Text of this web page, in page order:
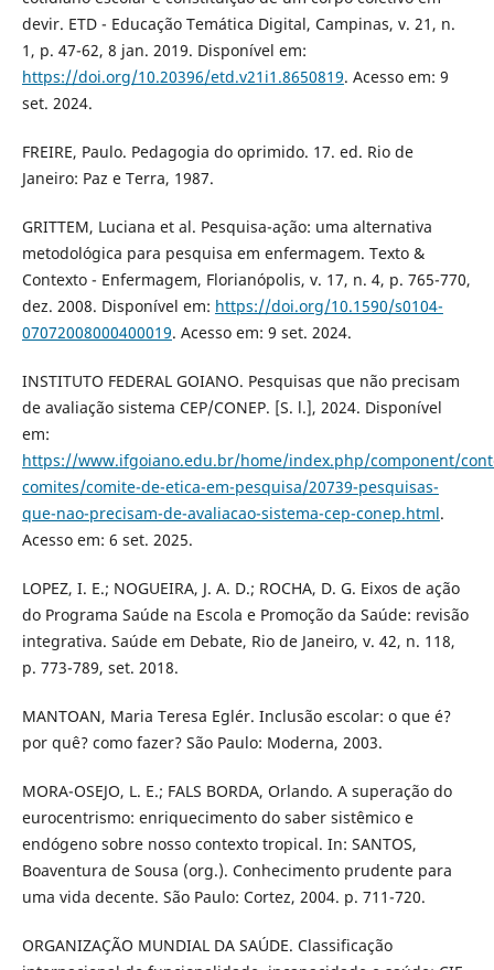
devir. ETD - Educação Temática Digital, Campinas, v. 21, n.
1, p. 47-62, 8 jan. 2019. Disponível em:
https://doi.org/10.20396/etd.v21i1.8650819. Acesso em: 9
set. 2024.
FREIRE, Paulo. Pedagogia do oprimido. 17. ed. Rio de
Janeiro: Paz e Terra, 1987.
GRITTEM, Luciana et al. Pesquisa-ação: uma alternativa
metodológica para pesquisa em enfermagem. Texto &
Contexto - Enfermagem, Florianópolis, v. 17, n. 4, p. 765-770,
dez. 2008. Disponível em: https://doi.org/10.1590/s0104-
07072008000400019. Acesso em: 9 set. 2024.
INSTITUTO FEDERAL GOIANO. Pesquisas que não precisam
de avaliação sistema CEP/CONEP. [S. l.], 2024. Disponível
em:
https://www.ifgoiano.edu.br/home/index.php/component/
comites/comite-de-etica-em-pesquisa/20739-pesquisas-
que-nao-precisam-de-avaliacao-sistema-cep-conep.html.
Acesso em: 6 set. 2025.
LOPEZ, I. E.; NOGUEIRA, J. A. D.; ROCHA, D. G. Eixos de ação
do Programa Saúde na Escola e Promoção da Saúde: revisão
integrativa. Saúde em Debate, Rio de Janeiro, v. 42, n. 118,
p. 773-789, set. 2018.
MANTOAN, Maria Teresa Eglér. Inclusão escolar: o que é?
por quê? como fazer? São Paulo: Moderna, 2003.
MORA-OSEJO, L. E.; FALS BORDA, Orlando. A superação do
eurocentrismo: enriquecimento do saber sistêmico e
endógeno sobre nosso contexto tropical. In: SANTOS,
Boaventura de Sousa (org.). Conhecimento prudente para
uma vida decente. São Paulo: Cortez, 2004. p. 711-720.
ORGANIZAÇÃO MUNDIAL DA SAÚDE. Classificação